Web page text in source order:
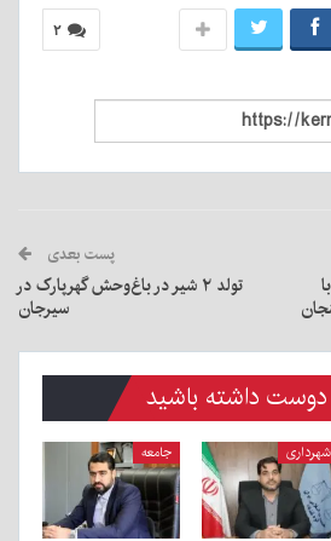
۲
پست بعدی
تولد ۲ شیر در باغ‌وحش گهرپارک در
سیرجان
داشته باشید
شهرداری جامعه